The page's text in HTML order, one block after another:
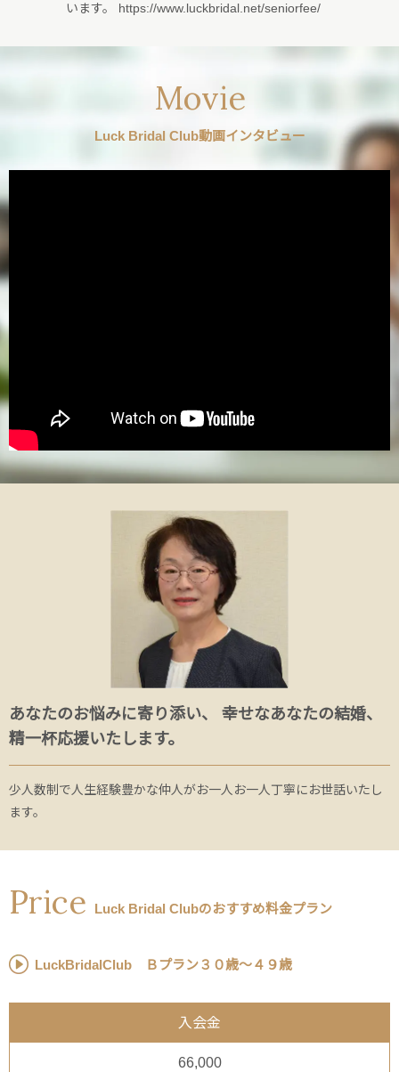
います。 https://www.luckbridal.net/seniorfee/
Movie
Luck Bridal Club動画インタビュー
あなたのお悩みに寄り添い、 幸せなあなたの結婚、
精一杯応援いたします。
少人数制で人生経験豊かな仲人がお一人お一人丁寧にお世話いたし
ます。
Price Luck Bridal Clubのおすすめ料金プラン
LuckBridalClub Ｂプラン３０歳～４９歳
入会金
66,000